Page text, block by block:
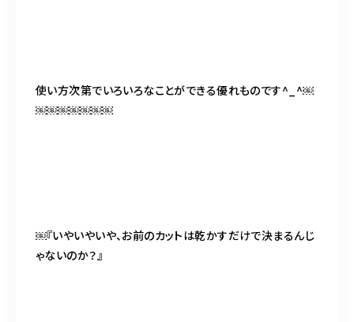
使い方次第でいろいろなことができる優れものです^_^￼
￼￼￼￼￼￼￼
￼『いやいやいや、お前のカットは乾かすだけで決まるんじ
ゃないのか？』